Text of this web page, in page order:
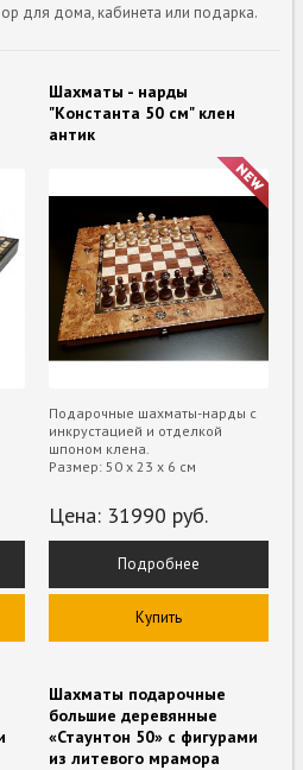
для дома, кабинета или подарка.
Шахматы - нарды
"Константа 50 см" клен
антик
Подарочные шахматы-нарды с
инкрустацией и отделкой
шпоном клена.
Размер: 50 х 23 х 6 см
Цена: 31990 руб.
Подробнее
Купить
Шахматы подарочные
большие деревянные
«Стаунтон 50» с фигурами
из литевого мрамора